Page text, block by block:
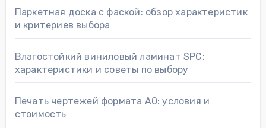
Паркетная доска с фаской: обзор характеристик
и критериев выбора
Влагостойкий виниловый ламинат SPC:
характеристики и советы по выбору
Печать чертежей формата А0: условия и
стоимость